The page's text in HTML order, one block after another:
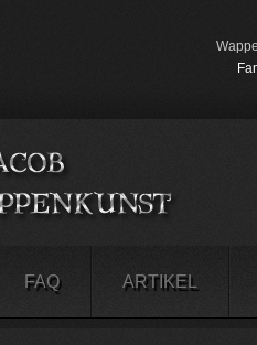
FAQ ARTIKEL